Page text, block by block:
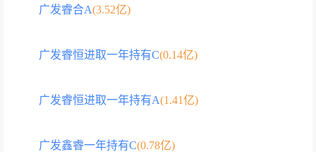
广发睿合A(3.52亿)
广发睿恒进取一年持有C(0.14亿)
广发睿恒进取一年持有A(1.41亿)
广发鑫睿一年持有C(0.78亿)